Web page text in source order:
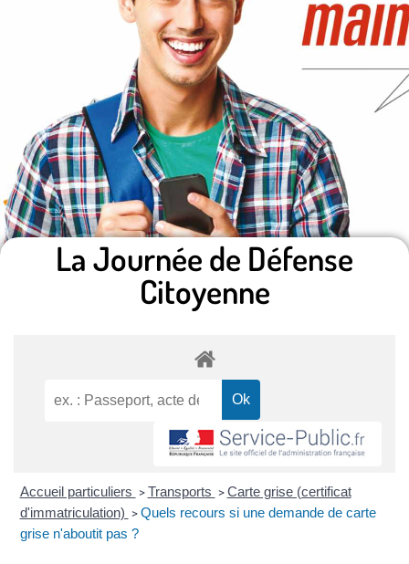
La Journée de Défense
Citoyenne
Accueil particuliers > Transports > Carte grise (certificat
d'immatriculation) > Quels recours si une demande de carte
grise n'aboutit pas ?